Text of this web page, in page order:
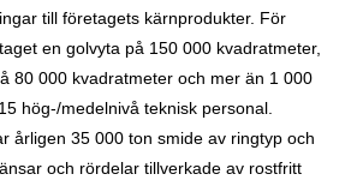
till företagets kärnprodukter. För
en golvyta på 150 000 kvadratmeter,
80 000 kvadratmeter och mer än 1 000
hög-/medelnivå teknisk personal.
årligen 35 000 ton smide av ringtyp och
och rördelar tillverkade av rostfritt